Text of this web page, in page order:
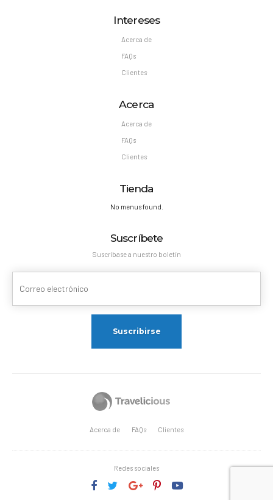
Intereses
Acerca de
FAQs
Clientes
Acerca
Acerca de
FAQs
Clientes
Tienda
No menus found.
Suscríbete
Suscríbase a nuestro boletín
Acerca de FAQs Clientes
Redes sociales